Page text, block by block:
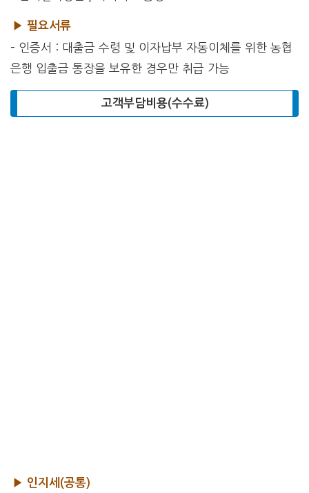
▶ 필요서류
– 인증서 : 대출금 수령 및 이자납부 자동이체를 위한 농협
은행 입출금 통장을 보유한 경우만 취급 가능
고객부담비용(수수료)
▶ 인지세(공통)